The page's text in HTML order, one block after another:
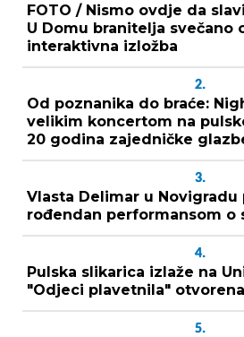
FOTO / Nismo ovdje da
U Domu branitelja svečano
interaktivna izložba
2.
Od poznanika do braće:
velikim koncertom na
20 godina zajedničke
3.
Vlasta Delimar u Novigradu
rođendan performansom o
4.
Pulska slikarica izlaže na
"Odjeci plavetnila"
5.